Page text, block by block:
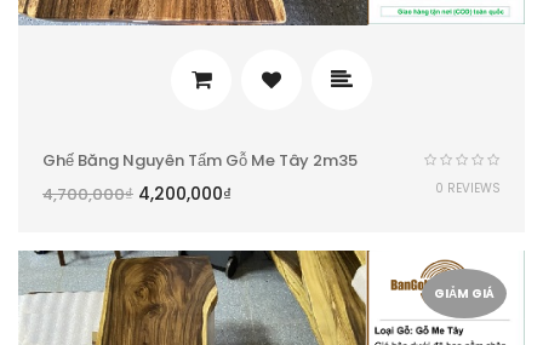
Ghế Băng Nguyên Tấm Gỗ Me Tây 2m35
4,700,000₫ 4,200,000₫ 0 REVIEWS
GIẢM GIÁ